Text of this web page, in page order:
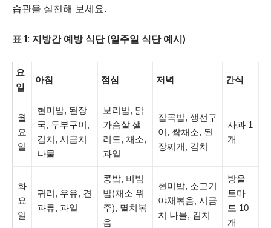
습관을 실천해 보세요.
표 1: 지방간 예방 식단 (일주일 식단 예시)
요
일
아침 점심 저녁 간식
월
요
일
현미밥, 된장
국, 두부구이,
김치, 시금치
나물
보리밥, 닭
가슴살 샐
러드, 채소,
과일
잡곡밥, 생선구
이, 쌈채소, 된
장찌개, 김치
사과 1
개
화
요
일
귀리, 우유, 견
과류, 과일
콩밥, 비빔
밥(채소 위
주), 멸치볶
음
현미밥, 소고기
야채볶음, 시금
치 나물, 김치
방울
토마
토 10
개